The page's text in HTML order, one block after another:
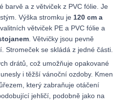
barvě a z větviček z PVC fólie. Je
Výška stromku je 120 cm a
větviček PE a PVC fólie a
. Větvičky jsou pevně
Stromeček se skládá z jedné části.
drátů, což umožňuje opakované
i těžší vánoční ozdoby. Kmen
který zabraňuje otáčení
jehličí, podobně jako na